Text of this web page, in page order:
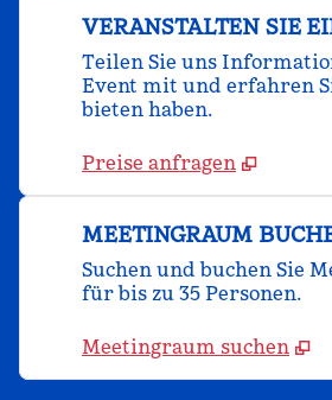
VERANSTALTEN SIE
Teilen Sie uns
Event mit und erfahren
bieten haben.
Preise anfragen
MEETINGRAUM
Suchen und buchen Sie
für bis zu 35 Personen.
Meetingraum suchen